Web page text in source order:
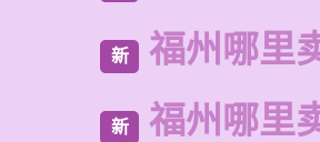
新 福州哪里
新 福州哪里